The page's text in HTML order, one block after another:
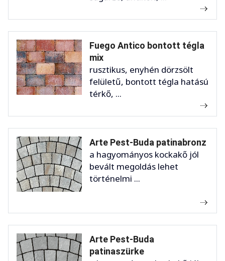
Fuego Antico bontott tégla
mix
rusztikus, enyhén dörzsölt
felületű, bontott tégla hatású
térkő, ...
Arte Pest-Buda patinabronz
a hagyományos kockakő jól
bevált megoldás lehet
történelmi ...
Arte Pest-Buda
patinaszürke